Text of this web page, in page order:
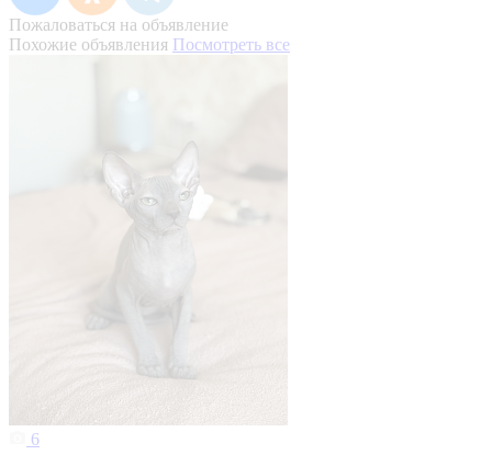
Пожаловаться на объявление
Похожие объявления Посмотреть все
6